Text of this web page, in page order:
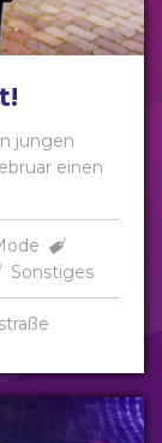
jungen
einen
Sonstiges